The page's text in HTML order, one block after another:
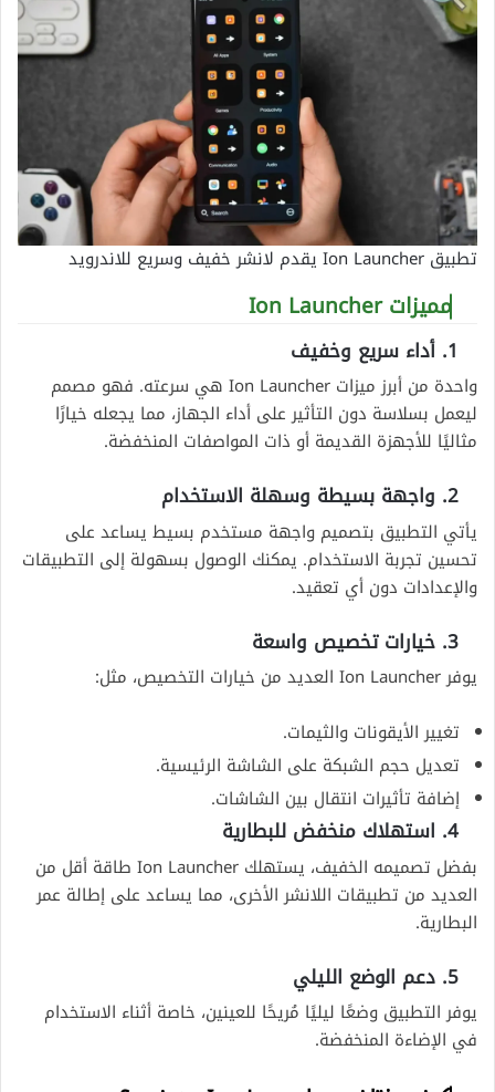
تطبيق Ion Launcher يقدم لانشر خفيف وسريع للاندرويد
مميزات Ion Launcher
1. أداء سريع وخفيف
واحدة من أبرز ميزات Ion Launcher هي سرعته. فهو مصمم
ليعمل بسلاسة دون التأثير على أداء الجهاز، مما يجعله خيارًا
مثاليًا للأجهزة القديمة أو ذات المواصفات المنخفضة.
2. واجهة بسيطة وسهلة الاستخدام
يأتي التطبيق بتصميم واجهة مستخدم بسيط يساعد على
تحسين تجربة الاستخدام. يمكنك الوصول بسهولة إلى التطبيقات
والإعدادات دون أي تعقيد.
3. خيارات تخصيص واسعة
يوفر Ion Launcher العديد من خيارات التخصيص، مثل:
تغيير الأيقونات والثيمات.
تعديل حجم الشبكة على الشاشة الرئيسية.
إضافة تأثيرات انتقال بين الشاشات.
4. استهلاك منخفض للبطارية
بفضل تصميمه الخفيف، يستهلك Ion Launcher طاقة أقل من
العديد من تطبيقات اللانشر الأخرى، مما يساعد على إطالة عمر
البطارية.
5. دعم الوضع الليلي
يوفر التطبيق وضعًا ليليًا مُريحًا للعينين، خاصة أثناء الاستخدام
في الإضاءة المنخفضة.